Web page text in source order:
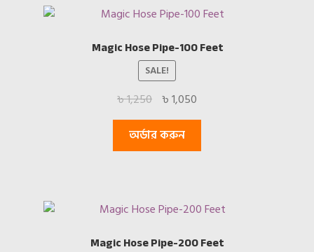
Magic Hose Pipe-100 Feet
SALE!
৳1,250 Original
price
was:
৳ 1,250.
৳1,050Current
price
৳ 1,050.
অর্ডার করুন
Magic Hose Pipe-200 Feet